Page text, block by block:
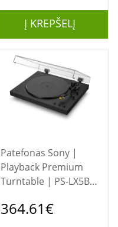
Į KREPŠELĮ
Patefonas Sony |
Playback Premium
Turntable | PS-LX5BT
364.61€